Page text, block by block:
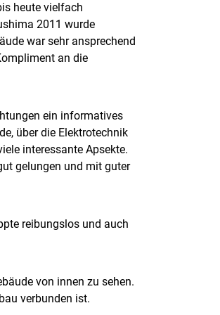
heute vielfach
2011 wurde
war sehr ansprechend
an die
ein informatives
über die Elektrotechnik
interessante Apsekte.
gelungen und mit guter
reibungslos und auch
von innen zu sehen.
verbunden ist.